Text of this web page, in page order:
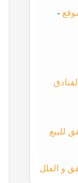
-
للبيع
و الفلل